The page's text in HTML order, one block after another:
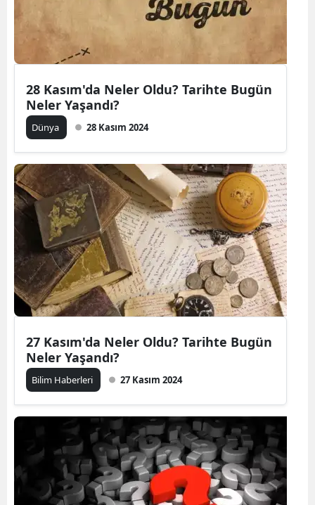
28 Kasım'da Neler Oldu? Tarihte Bugün
Neler Yaşandı?
Dünya 28 Kasım 2024
27 Kasım'da Neler Oldu? Tarihte Bugün
Neler Yaşandı?
Bilim Haberleri 27 Kasım 2024